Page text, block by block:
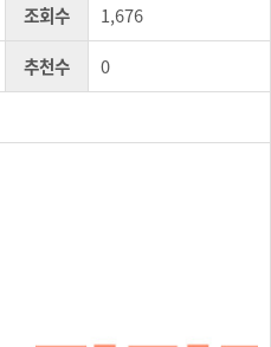
조회수
1,676
추천수
0